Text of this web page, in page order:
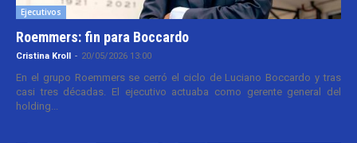
Ejecutivos
Roemmers: fin para Boccardo
Cristina Kroll - 20/05/2026 13:00
En el grupo Roemmers se cerró el ciclo de Luciano Boccardo y tras
casi tres décadas. El ejecutivo actuaba como gerente general del
holding...